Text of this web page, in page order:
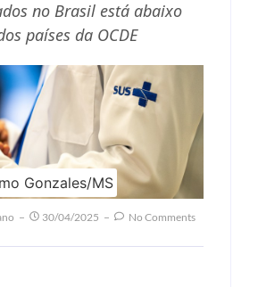
no Brasil está abaixo
países da OCDE
Gonzales/MS
30/04/2025 No Comments